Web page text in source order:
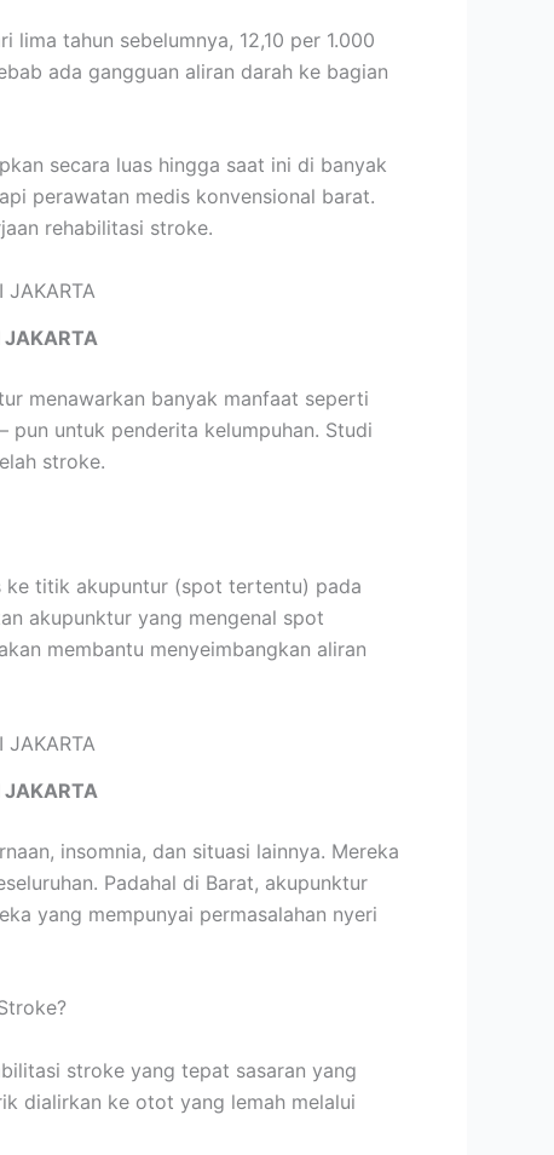
lima tahun sebelumnya, 12,10 per 1.000
ada gangguan aliran darah ke bagian
secara luas hingga saat ini di banyak
perawatan medis konvensional barat.
rehabilitasi stroke.
JAKARTA
menawarkan banyak manfaat seperti
untuk penderita kelumpuhan. Studi
stroke.
ke titik akupuntur (spot tertentu) pada
akupunktur yang mengenal spot
membantu menyeimbangkan aliran
JAKARTA
insomnia, dan situasi lainnya. Mereka
Padahal di Barat, akupunktur
yang mempunyai permasalahan nyeri
stroke yang tepat sasaran yang
dialirkan ke otot yang lemah melalui